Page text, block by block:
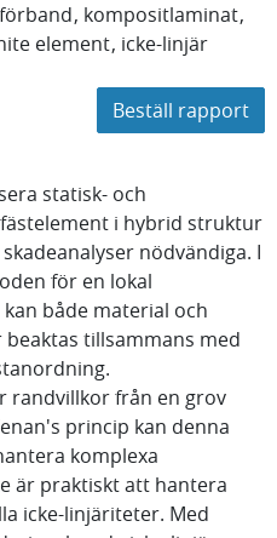
kompositlaminat
element icke-linjär
Beställ rapport
statisk- och
i hybrid struktur
nödvändiga. I
för en lokal
både material och
tillsammans med
randvillkor från en grov
princip kan denna
komplexa
är praktiskt att hantera
icke-linjäriteter. Med